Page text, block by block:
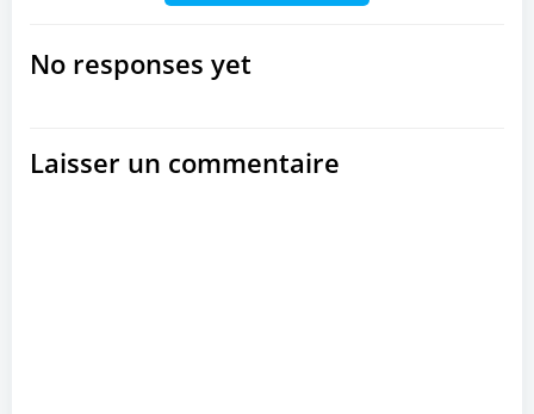
No responses yet
Laisser un commentaire